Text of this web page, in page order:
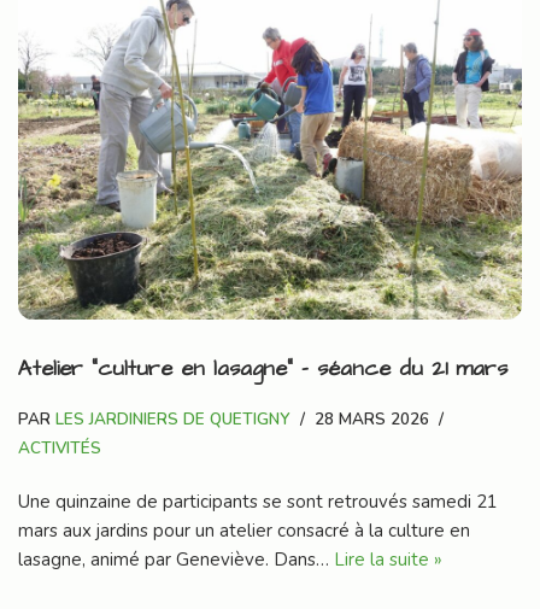
Atelier “culture en lasagne” – séance du 21 mars
PAR LES JARDINIERS DE QUETIGNY
28 MARS 2026
ACTIVITÉS
Une quinzaine de participants se sont retrouvés samedi 21
mars aux jardins pour un atelier consacré à la culture en
lasagne, animé par Geneviève. Dans… Lire la suite »